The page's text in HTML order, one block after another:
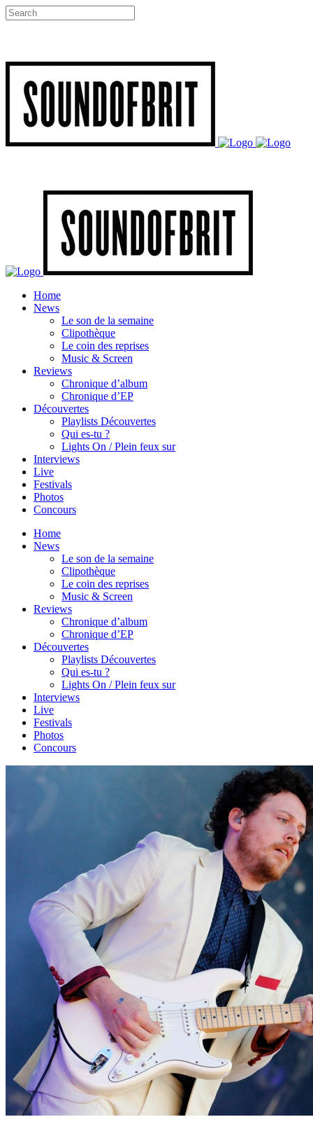
Home
News
Le son de la semaine
Clipothèque
Le coin des reprises
Music & Screen
Reviews
Chronique d’album
Chronique d’EP
Découvertes
Playlists Découvertes
Qui es-tu ?
Lights On / Plein feux sur
Interviews
Live
Festivals
Photos
Concours
Home
News
Le son de la semaine
Clipothèque
Le coin des reprises
Music & Screen
Reviews
Chronique d’album
Chronique d’EP
Découvertes
Playlists Découvertes
Qui es-tu ?
Lights On / Plein feux sur
Interviews
Live
Festivals
Photos
Concours